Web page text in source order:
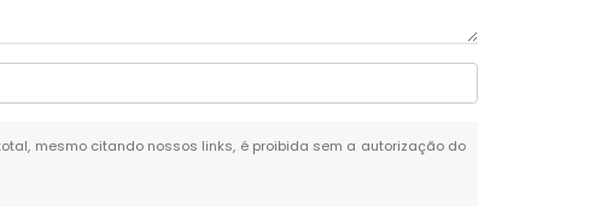
mesmo citando nossos links, é proibida sem a autorização do